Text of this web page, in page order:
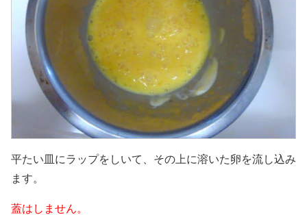
平たい皿にラップをしいて、その上に溶いた卵を流し込み
ます。
蓋はしません。